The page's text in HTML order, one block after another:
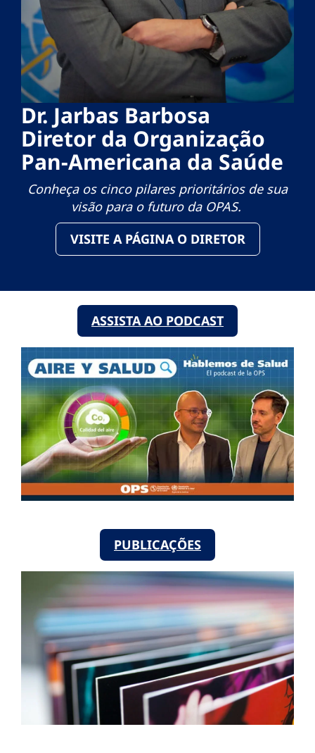
Dr. Jarbas Barbosa
Diretor da Organização
Pan-Americana da Saúde
Conheça os cinco pilares prioritários de sua
visão para o futuro da OPAS.
VISITE A PÁGINA O DIRETOR
ASSISTA AO PODCAST
PUBLICAÇÕES